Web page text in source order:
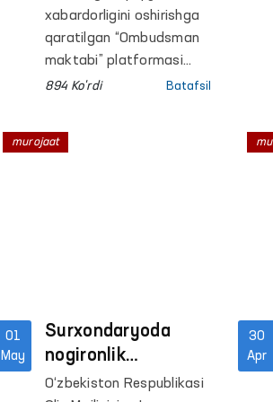
harakatlanish
erkinligi cheklangan
shaxslar
saqlanadigan yopiq
davom etmoqda
xabardorligini oshirishga
qaratilgan “Ombudsman
maktabi” platformasi
harakatlanish erkinligi
muassasalarda
894 Ko'rdi Batafsil
01
May
Surxondaryoda
nogironlik
nafaqasini
O‘zbekiston Respublikasi
murojaat
30
Apr